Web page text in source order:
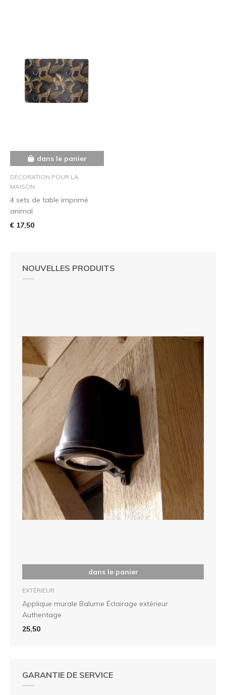
NOUVELLES PRODUITS
dans le panier
EXTÉRIEUR
Applique murale Balume Éclairage extérieur
Authentage
25,50
GARANTIE DE SERVICE
dans le panier
DÉCORATION POUR LA
MAISON
4 sets de table imprimé
animal
€ 17,50